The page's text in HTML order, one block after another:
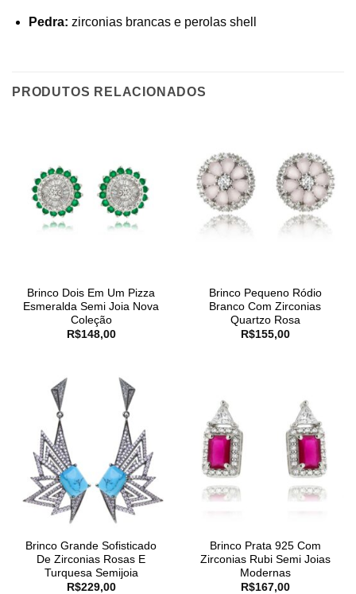
Pedra: zirconias brancas e perolas shell
PRODUTOS RELACIONADOS
Brinco Dois Em Um Pizza
Esmeralda Semi Joia Nova
Coleção
R$148,00
Brinco Pequeno Ródio
Branco Com Zirconias
Quartzo Rosa
R$155,00
Brinco Grande Sofisticado
De Zirconias Rosas E
Turquesa Semijoia
R$229,00
Brinco Prata 925 Com
Zirconias Rubi Semi Joias
Modernas
R$167,00